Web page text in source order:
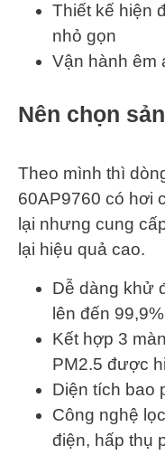
Thiết kế hiện
nhỏ gọn
Vận hành êm
Nên chọn
Theo mình thì
60AP9760 có hơi
lại nhưng cung
lại hiệu quả cao.
Dễ dàng khử
lên đến 99,9%
Kết hợp 3
PM2.5 được
Diện tích bao
Công nghệ
điện, hấp thụ